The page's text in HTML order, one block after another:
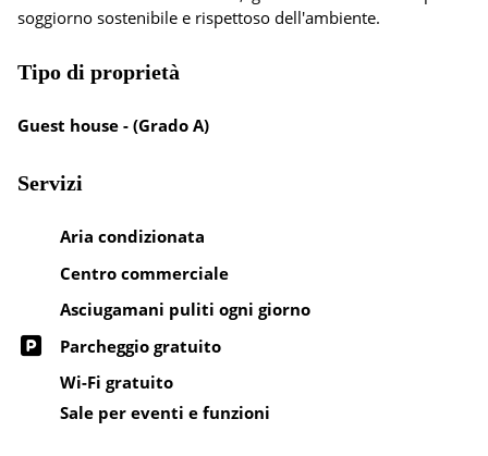
soggiorno sostenibile e rispettoso dell'ambiente.
Tipo di proprietà
Guest house - (Grado A)
Servizi
Aria condizionata
Centro commerciale
Asciugamani puliti ogni giorno
Parcheggio gratuito
Wi-Fi gratuito
Sale per eventi e funzioni